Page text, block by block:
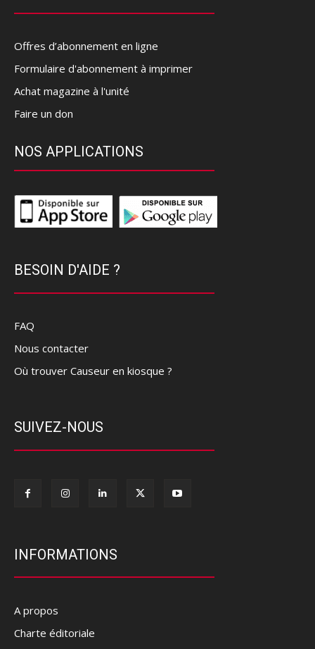
Offres d’abonnement en ligne
Formulaire d'abonnement à imprimer
Achat magazine à l'unité
Faire un don
NOS APPLICATIONS
BESOIN D'AIDE ?
FAQ
Nous contacter
Où trouver Causeur en kiosque ?
SUIVEZ-NOUS
INFORMATIONS
A propos
Charte éditoriale